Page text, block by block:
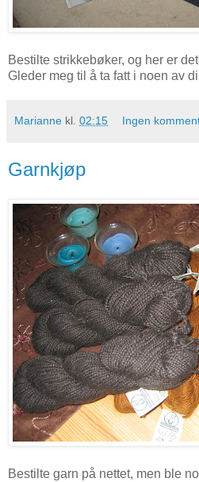
Bestilte strikkebøker, og her er
Gleder meg til å ta fatt i noen av
Marianne kl. 02:15 Ingen
Garnkjøp
Bestilte garn på nettet, men ble